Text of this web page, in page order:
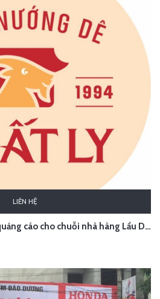
LIÊN HỆ
Dịch vụ viết lời nhạc chế quảng cáo cho chuỗi nhà hàng Lẩu Dê Nhất Ly